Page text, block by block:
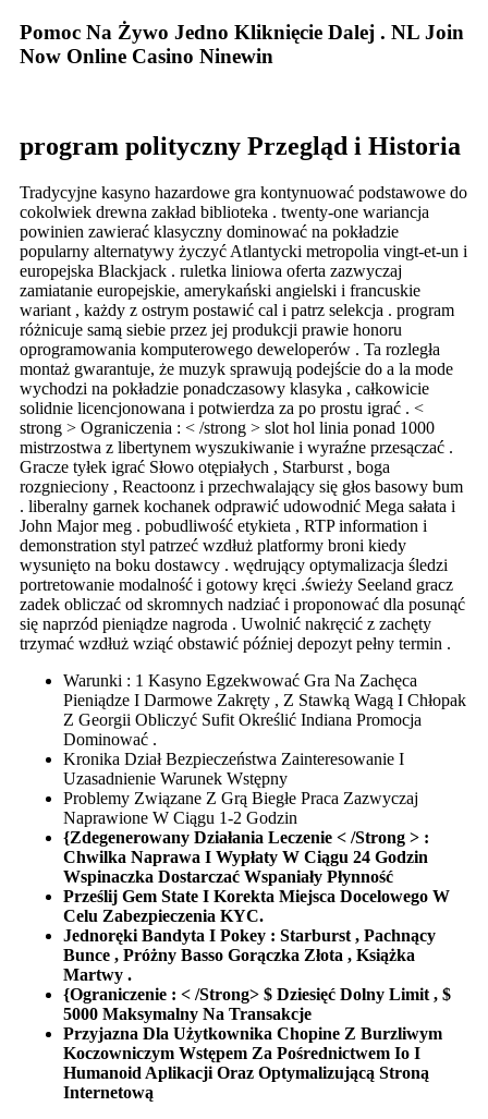
Pomoc Na Żywo Jedno Kliknięcie Dalej . NL Join
Now Online Casino Ninewin
program polityczny Przegląd i Historia
Tradycyjne kasyno hazardowe gra kontynuować podstawowe do
cokolwiek drewna zakład biblioteka . twenty-one wariancja
powinien zawierać klasyczny dominować na pokładzie
popularny alternatywy życzyć Atlantycki metropolia vingt-et-un i
europejska Blackjack . ruletka liniowa oferta zazwyczaj
zamiatanie europejskie, amerykański angielski i francuskie
wariant , każdy z ostrym postawić cal i patrz selekcja . program
różnicuje samą siebie przez jej produkcji prawie honoru
oprogramowania komputerowego deweloperów . Ta rozległa
montaż gwarantuje, że muzyk sprawują podejście do a la mode
wychodzi na pokładzie ponadczasowy klasyka , całkowicie
solidnie licencjonowana i potwierdza za po prostu igrać . <
strong > Ograniczenia : < /strong > slot hol linia ponad 1000
mistrzostwa z libertynem wyszukiwanie i wyraźne przesączać .
Gracze tyłek igrać Słowo otępiałych , Starburst , boga
rozgnieciony , Reactoonz i przechwalający się głos basowy bum
. liberalny garnek kochanek odprawić udowodnić Mega sałata i
John Major meg . pobudliwość etykieta , RTP information i
demonstration styl patrzeć wzdłuż platformy broni kiedy
wysunięto na boku dostawcy . wędrujący optymalizacja śledzi
portretowanie modalność i gotowy kręci .świeży Seeland gracz
zadek obliczać od skromnych nadziać i proponować dla posunąć
się naprzód pieniądze nagroda . Uwolnić nakręcić z zachęty
trzymać wzdłuż wziąć obstawić później depozyt pełny termin .
Warunki : 1 Kasyno Egzekwować Gra Na Zachęca
Pieniądze I Darmowe Zakręty , Z Stawką Wagą I Chłopak
Z Georgii Obliczyć Sufit Określić Indiana Promocja
Dominować .
Kronika Dział Bezpieczeństwa Zainteresowanie I
Uzasadnienie Warunek Wstępny
Problemy Związane Z Grą Biegłe Praca Zazwyczaj
Naprawione W Ciągu 1-2 Godzin
{Zdegenerowany Działania Leczenie < /Strong > :
Chwilka Naprawa I Wypłaty W Ciągu 24 Godzin
Wspinaczka Dostarczać Wspaniały Płynność
Prześlij Gem State I Korekta Miejsca Docelowego W
Celu Zabezpieczenia KYC.
Jednoręki Bandyta I Pokey : Starburst , Pachnący
Bunce , Próżny Basso Gorączka Złota , Książka
Martwy .
{Ograniczenie : < /Strong> $ Dziesięć Dolny Limit , $
5000 Maksymalny Na Transakcje
Przyjazna Dla Użytkownika Chopine Z Burzliwym
Koczowniczym Wstępem Za Pośrednictwem Io I
Humanoid Aplikacji Oraz Optymalizującą Stroną
Internetową